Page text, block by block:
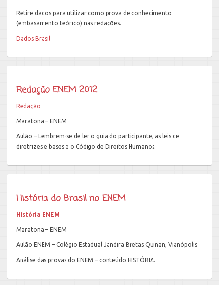
Retire dados para utilizar como prova de conhecimento
(embasamento teórico) nas redações.
Dados Brasil
Redação ENEM 2012
Redação
Maratona – ENEM
Aulão – Lembrem-se de ler o guia do participante, as leis de
diretrizes e bases e o Código de Direitos Humanos.
História do Brasil no ENEM
História ENEM
Maratona – ENEM
Aulão ENEM – Colégio Estadual Jandira Bretas Quinan, Vianópolis
Análise das provas do ENEM – conteúdo HISTÓRIA.